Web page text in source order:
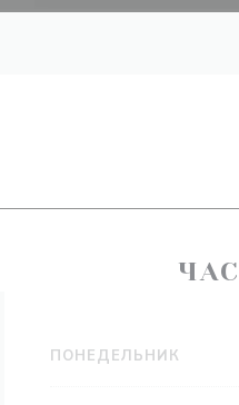
ПОНЕДЕЛЬНИК